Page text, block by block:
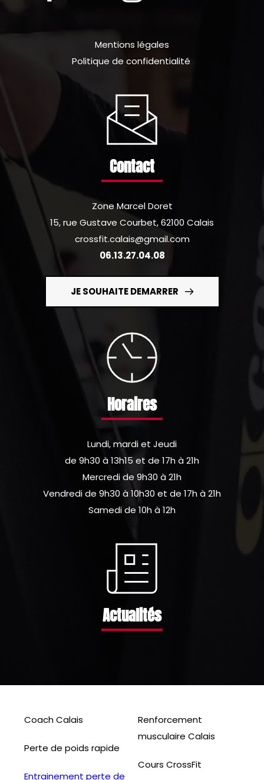
Mentions légales
Politique de confidentialité
Contact
Zone Marcel Doret
15, rue Gustave Courbet, 62100 Calais
crossfit.calais@gmail.com
06.13.27.04.08
JE SOUHAITE DEMARRER
Horaires
Lundi, mardi et Jeudi
de 9h30 à 13h15 et de 17h à 21h
Mercredi de 9h30 à 21h
Vendredi de 9h30 à 10h30 et de 17h à 21h
Samedi de 10h à 12h
Actualités
Coach Calais
Perte de poids rapide
Entrainement perte de
Renforcement
musculaire Calais
Cours CrossFit